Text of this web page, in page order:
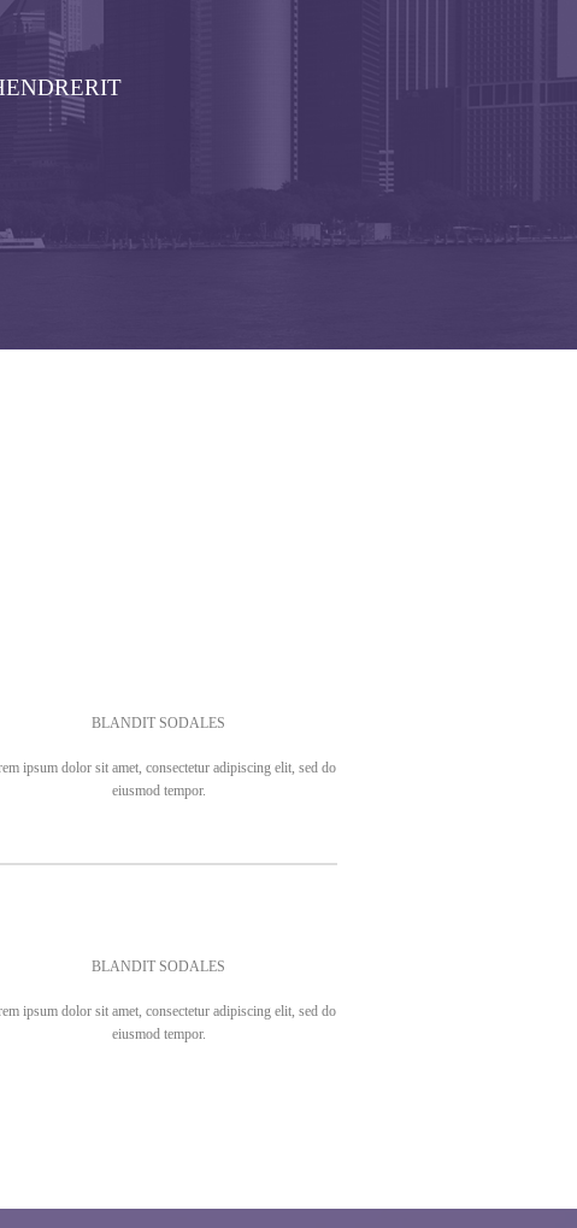
BLANDIT SODALES
ipsum dolor sit amet, consectetur adipiscing elit, sed do
eiusmod tempor.
BLANDIT SODALES
ipsum dolor sit amet, consectetur adipiscing elit, sed do
eiusmod tempor.